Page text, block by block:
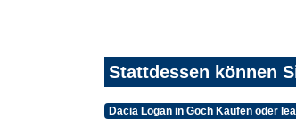
Stattdessen können
Dacia Logan in Goch Kaufen oder